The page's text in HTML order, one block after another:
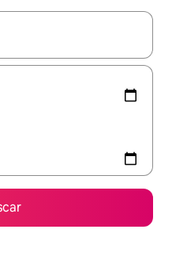
navega con las